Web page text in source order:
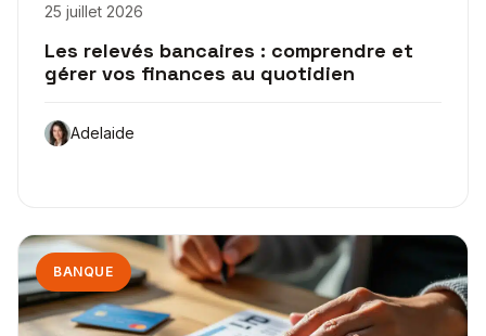
25 juillet 2026
Les relevés bancaires : comprendre et
gérer vos finances au quotidien
Adelaide
BANQUE